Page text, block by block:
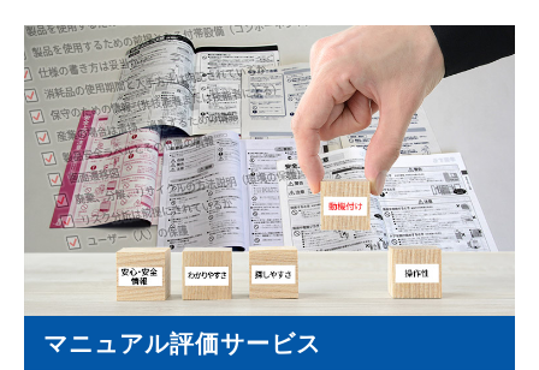
マニュアル評価サービス